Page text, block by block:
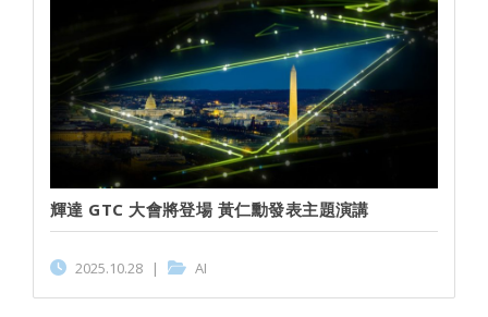
輝達 GTC 大會將登場 黃仁勳發表主題演講
2025.10.28 | AI